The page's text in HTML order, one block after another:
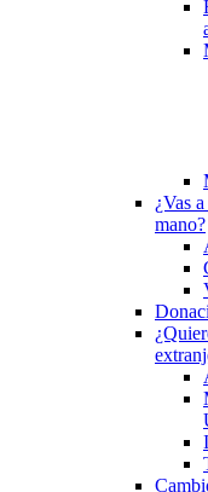
¿Vas
mano?